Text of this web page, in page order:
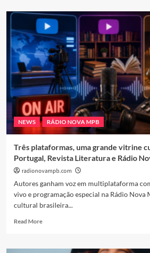
Rádio
Nova
MPB
abre
espaço
para
autores
e
autoras
NEWS RÁDIO NOVA MPB
Três plataformas, uma grande vitrine
Portugal, Revista Literatura e Rádio
radionovampb.com
Autores ganham voz em multiplataforma
vivo e programação especial na Rádio Nova
cultural brasileira...
Read MoreRead
Três